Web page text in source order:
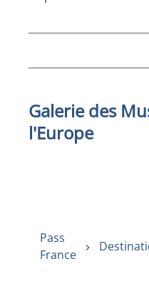
Galerie des
l'Europe
Pass
France